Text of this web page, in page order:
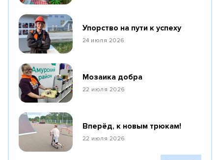
Упорство на пути к успеху
24 июля 2026
Мозаика добра
22 июля 2026
Вперёд, к новым трюкам!
22 июля 2026